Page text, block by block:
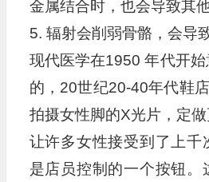
金属结合时，也会导致其
5. 辐射会削弱骨骼，会导
现代医学在1950 年代开
的，20世纪20-40年代鞋
拍摄女性脚的X光片，定
让许多女性接受到了上千
是店员控制的一个按钮。